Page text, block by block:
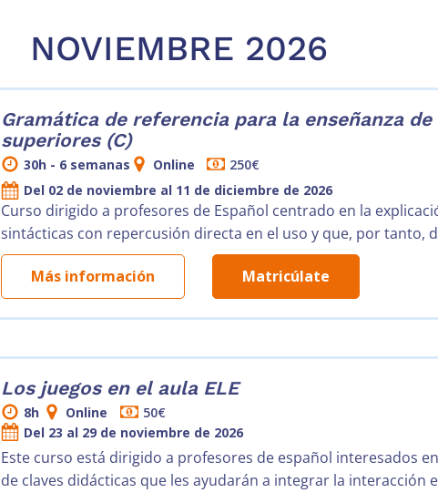
NOVIEMBRE 2026
Gramática de referencia para la enseñanza de
superiores (C)
30h - 6 semanas Online
250€
Del 02 de noviembre al 11 de diciembre de 2026
Curso dirigido a profesores de Español centrado en la
sintácticas con repercusión directa en el uso y que, por tanto,
Más información Matricúlate
Los juegos en el aula ELE
8h Online
50€
Del 23 al 29 de noviembre de 2026
Este curso está dirigido a profesores de español interesados
de claves didácticas que les ayudarán a integrar la interacción